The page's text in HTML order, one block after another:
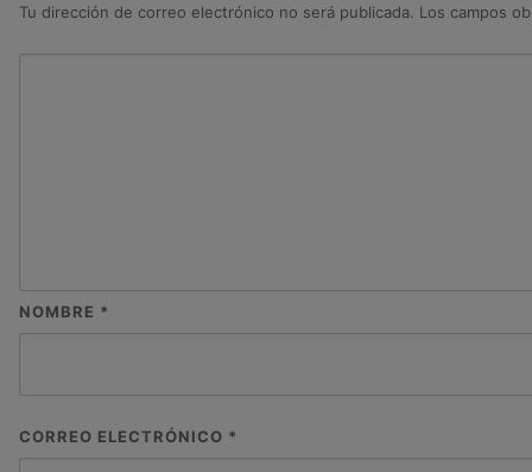
Tu dirección de correo electrónico no será publicada. Los campos
NOMBRE *
CORREO ELECTRÓNICO *